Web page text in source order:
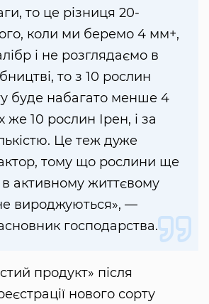
то це різниця 20-
коли ми беремо 4 мм+,
і не розглядаємо в
то з 10 рослин
буде набагато менше 4
же 10 рослин Ірен, і за
Це теж дуже
тому що рослини ще
в активному життєвому
вироджуються», —
господарства.
продукт» після
нового сорту